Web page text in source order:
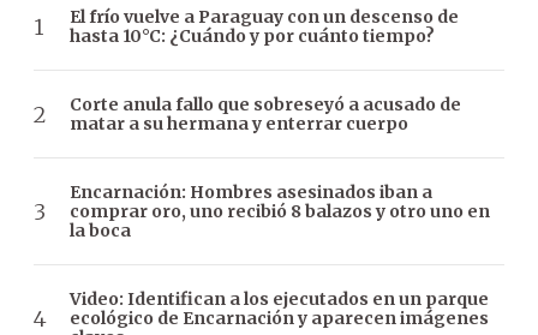
El frío vuelve a Paraguay con un descenso de
hasta 10°C: ¿Cuándo y por cuánto tiempo?
Corte anula fallo que sobreseyó a acusado de
matar a su hermana y enterrar cuerpo
Encarnación: Hombres asesinados iban a
comprar oro, uno recibió 8 balazos y otro uno en
la boca
Video: Identifican a los ejecutados en un parque
ecológico de Encarnación y aparecen imágenes